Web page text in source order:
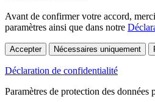
Avant de confirmer votre accord,
paramètres ainsi que dans notre
Accepter Nécessaires uniquement
Déclaration de confidentialité
Paramètres de protection des données